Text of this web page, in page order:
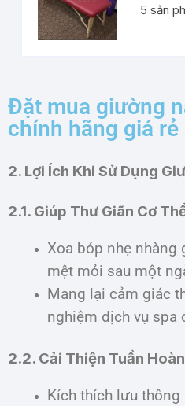
5 sản
Đặt mua giường
chính hãng giá
2. Lợi Ích Khi Sử Dụng
2.1. Giúp Thư Giãn Cơ
Xoa bóp nhẹ nhàng
mệt mỏi sau một
Mang lại cảm giác
nghiệm dịch vụ spa
2.2. Cải Thiện Tuần
Kích thích lưu thông